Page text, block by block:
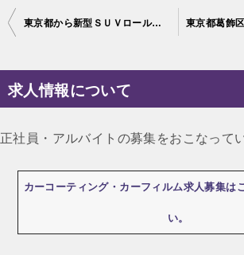
投
ナ
ビ
ー
シ
東京都から新型ＳＵＶロールスロイス・カリナンが入庫！内装・外装フルコーティング！
求人情報について
正社員・アルバイトの募集をおこなって
カーコーティング・カーフィルム求人募集は
い。